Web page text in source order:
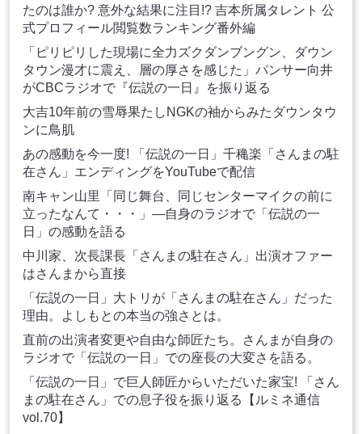
たのは誰か? 意外な結果に注目!? 吉本所属タレント 公
式プロフィール閲覧数ランキング番外編
「ピリピリした現場に全力ズクダンブングン、ダウン
タウン漫才に震え、層の厚さを感じた」パンサー向井
がCBCラジオで『伝説の一日』を振り返る
大吉10年前の雪辱果たしNGKの袖からみたダウンタウ
ンに鳥肌
あの感動を今一度! 「伝説の一日」千穐楽「さんまの駐
在さん」エンディングをYouTubeで配信
南キャン山里「同じ舞台、同じセンターマイクの前に
立ったなんて・・・」―自身のラジオで「伝説の一
日」の感動を語る
中川家、次長課長「さんまの駐在さん」出演オファー
はさんまから直接
「伝説の一日」大トリが「さんまの駐在さん」だった
理由。よしもとの本当の強さとは。
直前の出演者変更や自由な師匠たち。さんまが自身の
ラジオで「伝説の一日」での座長の大変さを語る。
「伝説の一日」で巨人師匠からいただいた家宝! 「さん
まの駐在さん」での息子役を振り返る【ルミネ通信
vol.70】